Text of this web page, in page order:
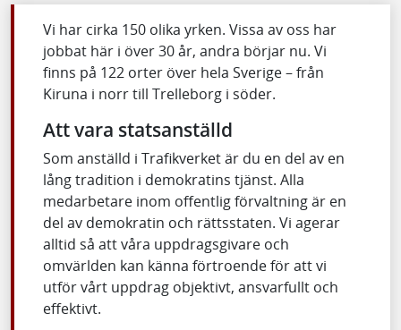
Vi har cirka 150 olika yrken. Vissa av oss har
jobbat här i över 30 år, andra börjar nu. Vi
finns på 122 orter över hela Sverige – från
Kiruna i norr till Trelleborg i söder.
Att vara statsanställd
Som anställd i Trafikverket är du en del av en
lång tradition i demokratins tjänst. Alla
medarbetare inom offentlig förvaltning är en
del av demokratin och rättsstaten. Vi agerar
alltid så att våra uppdragsgivare och
omvärlden kan känna förtroende för att vi
utför vårt uppdrag objektivt, ansvarfullt och
effektivt.